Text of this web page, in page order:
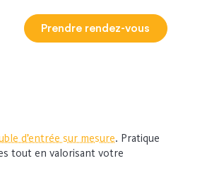
Prendre rendez-vous
d’entrée sur mesure. Pratique
tout en valorisant votre